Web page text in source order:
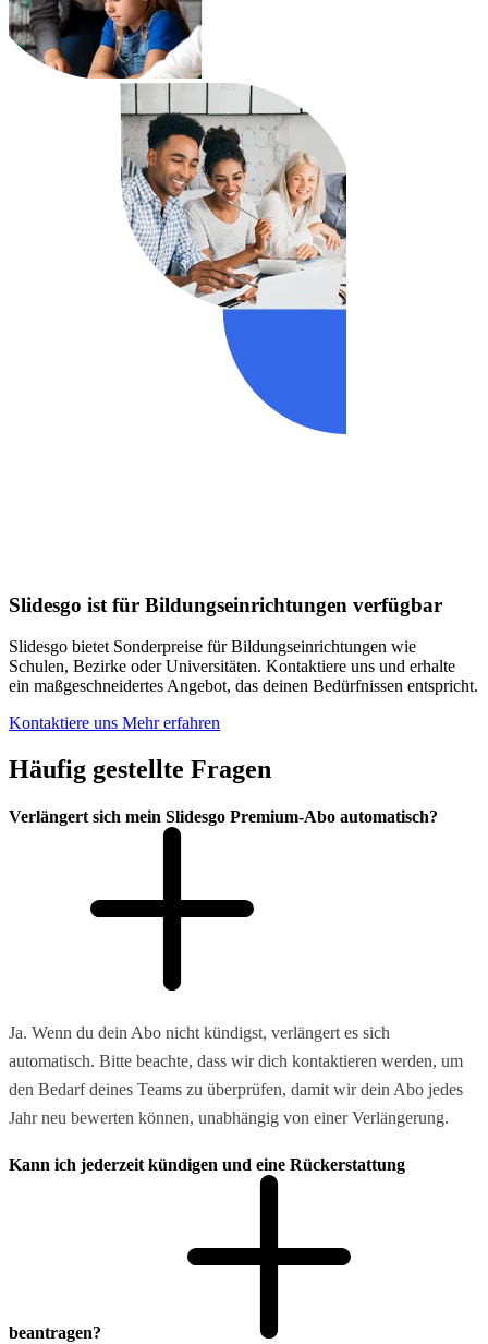
Slidesgo ist für Bildungseinrichtungen verfügbar
Slidesgo bietet Sonderpreise für Bildungseinrichtungen wie
Schulen, Bezirke oder Universitäten. Kontaktiere uns und erhalte
ein maßgeschneidertes Angebot, das deinen Bedürfnissen entspricht.
Kontaktiere uns Mehr erfahren
Häufig gestellte Fragen
Verlängert sich mein Slidesgo Premium-Abo automatisch?
Ja. Wenn du dein Abo nicht kündigst, verlängert es sich
automatisch. Bitte beachte, dass wir dich kontaktieren werden, um
den Bedarf deines Teams zu überprüfen, damit wir dein Abo jedes
Jahr neu bewerten können, unabhängig von einer Verlängerung.
Kann ich jederzeit kündigen und eine Rückerstattung
beantragen?